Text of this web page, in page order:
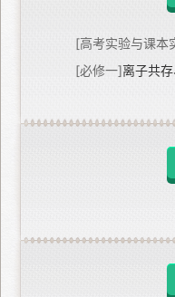
[高考实验与课本
[必修一]离子共